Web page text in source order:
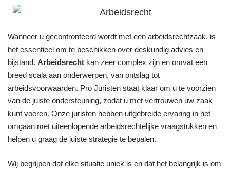
Wanneer u geconfronteerd wordt met een arbeidsrechtzaak, is
het essentieel om te beschikken over deskundig advies en
bijstand. Arbeidsrecht kan zeer complex zijn en omvat een
breed scala aan onderwerpen, van ontslag tot
arbeidsvoorwaarden. Pro Juristen staat klaar om u te voorzien
van de juiste ondersteuning, zodat u met vertrouwen uw zaak
kunt voeren. Onze juristen hebben uitgebreide ervaring in het
omgaan met uiteenlopende arbeidsrechtelijke vraagstukken en
helpen u graag de juiste strategie te bepalen.
Wij begrijpen dat elke situatie uniek is en dat het belangrijk is om